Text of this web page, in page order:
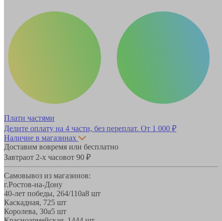
Плати частями
Делите оплату на 4 части, без переплат. От 1 000 ₽
Наличие в магазинах
Доставим вовремя или бесплатно
Завтраот 2-х часовот 90 ₽
Самовывоз из магазинов:
г.Ростов-на-Дону
40-лет победы, 264/110а8 шт
Каскадная, 725 шт
Королева, 30а5 шт